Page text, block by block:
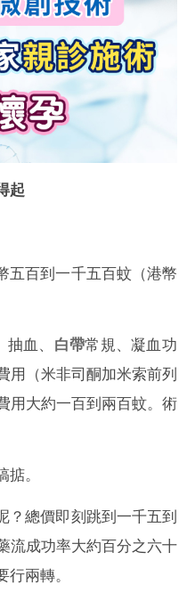
起
五百到一千五百蚊（港幣
血、 白帶常規、凝血功
用（米非司酮加米索前列
用大約一百到兩百蚊。術
。
？總價即刻跳到一千五到
流成功率大約百分之六十
兩轉。